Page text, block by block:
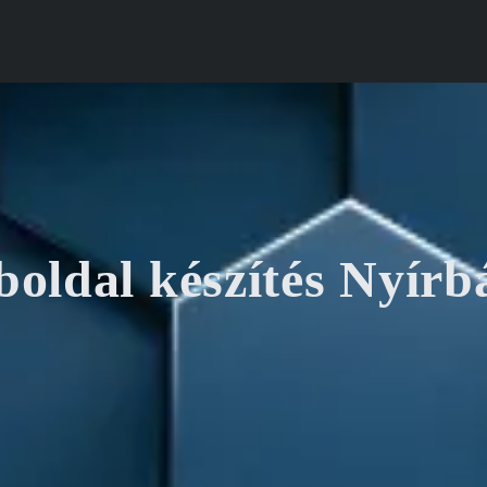
készítés